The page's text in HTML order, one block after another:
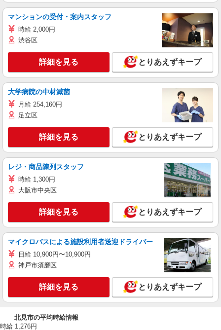
マンションの受付・案内スタッフ
時給 2,000円
渋谷区
詳細を見る とりあえずキープ
大学病院の中材滅菌
月給 254,160円
足立区
詳細を見る とりあえずキープ
レジ・商品陳列スタッフ
時給 1,300円
大阪市中央区
詳細を見る とりあえずキープ
マイクロバスによる施設利用者送迎ドライバー
日給 10,900円〜10,900円
神戸市須磨区
詳細を見る とりあえずキープ
北見市の平均時給情報
時給 1,276円